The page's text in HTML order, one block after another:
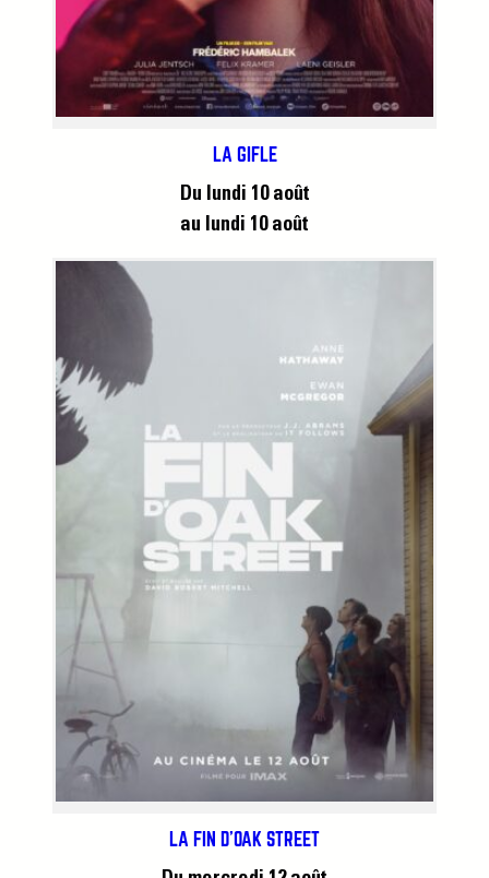
LA GIFLE
Du lundi 10 août
au lundi 10 août
LA FIN D’OAK STREET